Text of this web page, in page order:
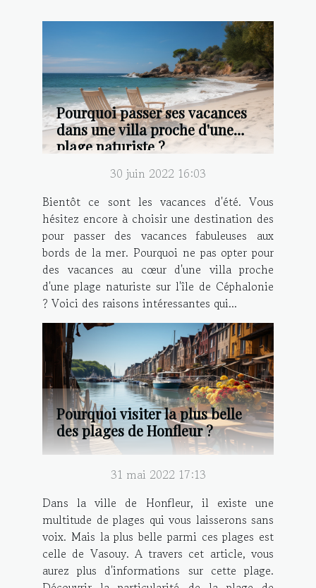
Pourquoi passer ses vacances
dans une villa proche d'une
plage naturiste ?
30 juin 2022 16:03
Bientôt ce sont les vacances d'été. Vous
hésitez encore à choisir une destination des
pour passer des vacances fabuleuses aux
bords de la mer. Pourquoi ne pas opter pour
des vacances au cœur d'une villa proche
d'une plage naturiste sur l'île de Céphalonie
? Voici des raisons intéressantes qui...
Pourquoi visiter la plus belle
des plages de Honfleur ?
31 mai 2022 17:13
Dans la ville de Honfleur, il existe une
multitude de plages qui vous laisserons sans
voix. Mais la plus belle parmi ces plages est
celle de Vasouy. A travers cet article, vous
aurez plus d'informations sur cette plage.